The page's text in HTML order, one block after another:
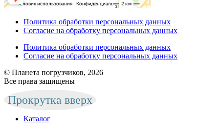
Политика обработки персональных данных
Согласие на обработку персональных данных
Политика обработки персональных данных
Согласие на обработку персональных данных
© Планета погрузчиков, 2026
Все права защищены
Прокрутка вверх
Каталог